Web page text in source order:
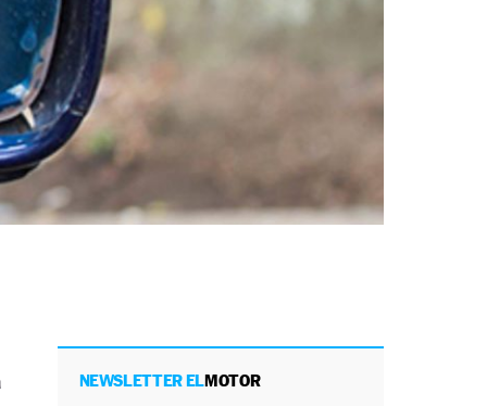
NEWSLETTER ELMOTOR